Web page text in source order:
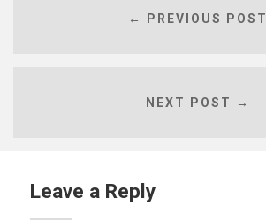
← PREVIOUS POST
NEXT POST →
Leave a Reply